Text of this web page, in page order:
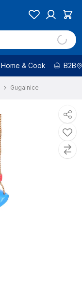
Home & Cook B2B
Gugalnice